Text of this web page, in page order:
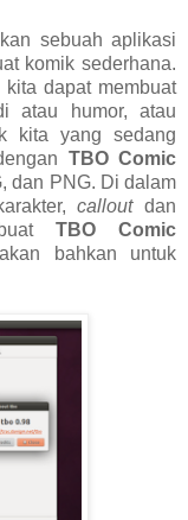
sebuah aplikasi
komik sederhana.
kita dapat membuat
atau humor, atau
kita yang sedang
TBO Comic
dan PNG. Di dalam
calloutdan
TBO Comic
bahkan untuk